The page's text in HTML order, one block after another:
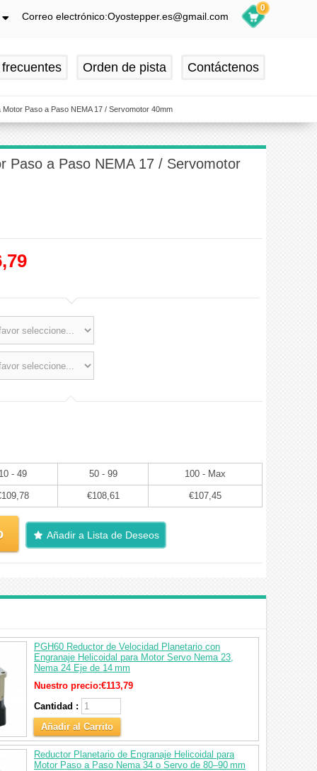
Correo electrónico:Oyostepper.es@gmail.com
0
Orden de pista Contáctenos
Paso a Paso NEMA 17 / Servomotor 40mm
Paso a Paso NEMA 17 / Servomotor
- 49 50 - 99 100 - Max
€108,61 €107,45
Añadir a Lista de Deseos
PGH60 Reductor de Velocidad Planetario con
Engranaje Helicoidal para Motor Servo Nema 23,
Nema 24 Eje de 14 mm
Nuestro precio:€113,79
Cantidad :
Añadir al Carrito
Reductor Planetario de Engranaje Helicoidal para
Motor Paso a Paso Nema 34 o Servo de 80–90 mm